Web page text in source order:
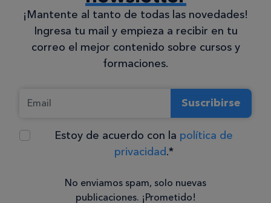
¡Mantente al tanto de todas las novedades!
Ingresa tu mail y empieza a recibir en tu
correo el mejor contenido sobre cursos y
formaciones.
Suscribirse
Estoy de acuerdo con la política de
privacidad.*
No enviamos spam, solo nuevas
publicaciones. ¡Prometido!